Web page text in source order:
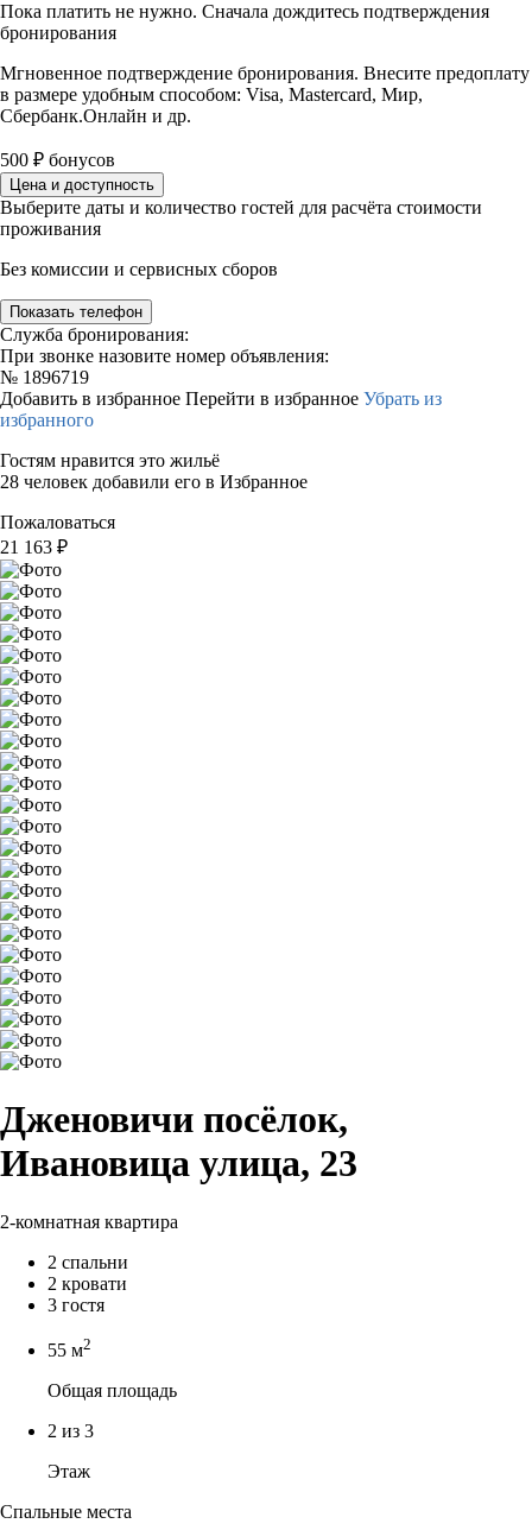
Пока платить не нужно. Сначала дождитесь подтверждения
бронирования
Мгновенное подтверждение бронирования. Внесите предоплату
в размере удобным способом: Visa, Mastercard, Мир,
Сбербанк.Онлайн и др.
500 ₽ бонусов
Цена и доступность
Выберите даты и количество гостей для расчёта стоимости
проживания
Без комиссии и сервисных сборов
Показать телефон
Служба бронирования:
При звонке назовите номер объявления:
№ 1896719
Добавить в избранное Перейти в избранное Убрать из
избранного
Гостям нравится это жильё
28 человек добавили его в Избранное
Пожаловаться
21 163 ₽
Дженовичи посёлок,
Ивановица улица, 23
2-комнатная квартира
2 спальни
2 кровати
3 гостя
55 м2
Общая площадь
2 из 3
Этаж
Спальные места